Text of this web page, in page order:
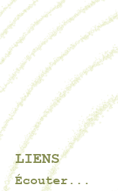
LIENS
Écouter...